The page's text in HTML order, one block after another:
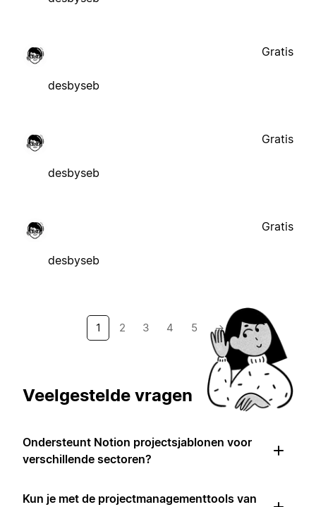
desbyseb
Gratis
desbyseb
Gratis
desbyseb
Gratis
1 2 3 4 5 →
Veelgestelde vragen
Ondersteunt Notion projectsjablonen voor
verschillende sectoren?
Kun je met de projectmanagementtools van